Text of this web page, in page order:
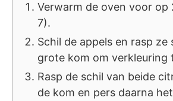
Verwarm de oven voor op
7).
Schil de appels en rasp ze
grote kom om verkleuring
Rasp de schil van beide
de kom en pers daarna